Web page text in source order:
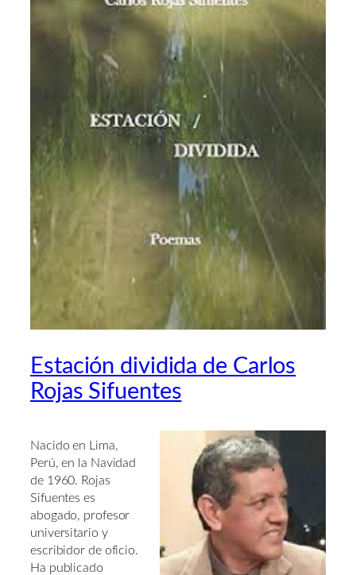
Estación dividida de Carlos
Rojas Sifuentes
Nacido en Lima,
Perú, en la Navidad
de 1960. Rojas
Sifuentes es
abogado, profesor
universitario y
escribidor de oficio.
Ha publicado